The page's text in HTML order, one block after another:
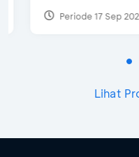
Periode 17 Sep 2023
Lihat